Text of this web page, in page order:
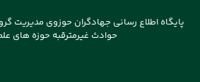
پایگاه اطلاع رسانی جهادگران حوزوی مدیریت
حوادث غیرمترقبه حوزه های